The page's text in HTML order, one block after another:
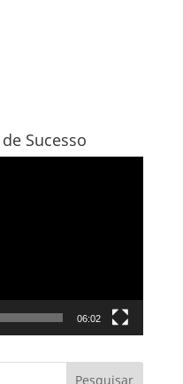
Sucesso
06:02